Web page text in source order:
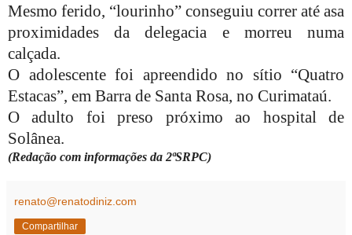
Mesmo ferido, “lourinho” conseguiu correr até asa
proximidades da delegacia e morreu numa
calçada.
O adolescente foi apreendido no sítio “Quatro
Estacas”, em Barra de Santa Rosa, no Curimataú.
O adulto foi preso próximo ao hospital de
Solânea.
(Redação com informações da 2ªSRPC)
renato@renatodiniz.com
Compartilhar